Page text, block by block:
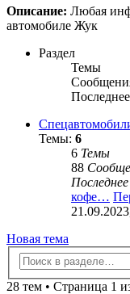
Описание: Любая
автомобиле Жук
Раздел
Темы
Темы: 6
6 Темы
88
кофе…
Новая тема
28 тем • Страница 1